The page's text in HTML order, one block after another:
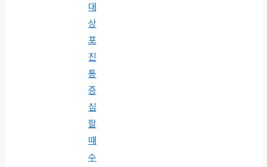
대
상
포
진
통
증
심
할
때
수